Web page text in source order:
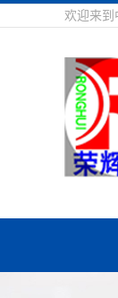
欢迎来到